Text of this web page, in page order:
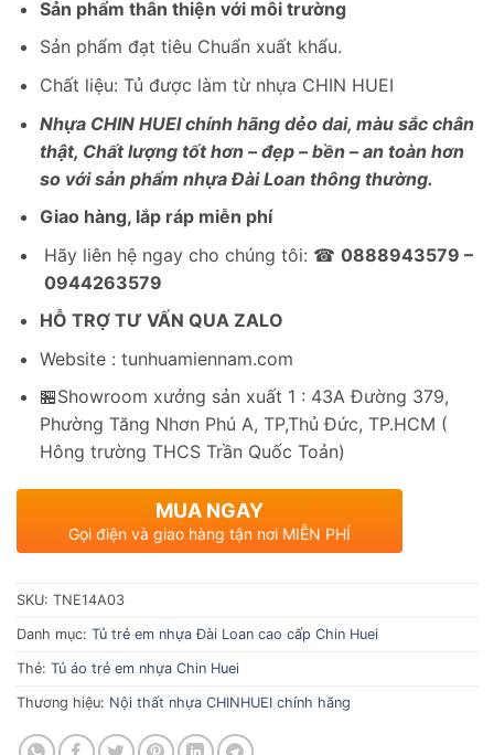
3,900,000₫.
là:
2,650,000₫.
Sản phẩm thân thiện với môi trường
Sản phẩm đạt tiêu Chuẩn xuất khẩu.
Chất liệu: Tủ được làm từ nhựa CHIN HUEI
Nhựa CHIN HUEI chính hãng dẻo dai, màu sắc chân
thật, Chất lượng tốt hơn – đẹp – bền – an toàn hơn
so với sản phẩm nhựa Đài Loan thông thường.
Giao hàng, lắp ráp miễn phí
Hãy liên hệ ngay cho chúng tôi: ☎ 0888943579 –
0944263579
HỖ TRỢ TƯ VẤN QUA ZALO
Website : tunhuamiennam.com
🏪Showroom xưởng sản xuất 1 : 43A Đường 379,
Phường Tăng Nhơn Phú A, TP,Thủ Đức, TP.HCM (
Hông trường THCS Trần Quốc Toản)
MUA NGAY
Gọi điện và giao hàng tận nơi MIỄN PHÍ
SKU: TNE14A03
Danh mục: Tủ trẻ em nhựa Đài Loan cao cấp Chin Huei
Thẻ: Tủ áo trẻ em nhựa Chin Huei
Thương hiệu: Nội thất nhựa CHINHUEI chính hãng